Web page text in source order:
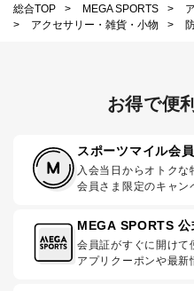
総合TOP
> MEGA SPORTS >
>
アクセサリー・雑貨・小物 >
お得で便
スポーツマイル会
入会当日からオトクな
会員さま限定のキャン
MEGA SPORTS 公
会員証がすぐに開けて
アプリクーポンや最新